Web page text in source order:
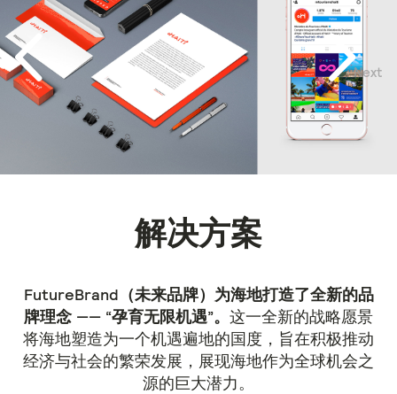
Previous
Next
解决方案
FutureBrand（未来品牌）为海地打造了全新的品
牌理念 —— “孕育无限机遇”。 这一全新的战略愿景
将海地塑造为一个机遇遍地的国度，旨在积极推动
经济与社会的繁荣发展，展现海地作为全球机会之
源的巨大潜力。